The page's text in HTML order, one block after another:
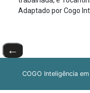
Adaptado por Cogo
←
COGO Inteligência